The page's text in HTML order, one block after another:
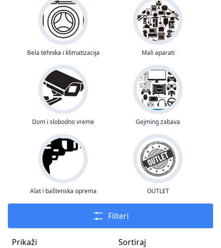
Bela tehnika i klimatizacija Mali aparati
Dom i slobodno vreme Gejming zabava
Alat i baštenska oprema OUTLET
Filteri
Prikaži Sortiraj